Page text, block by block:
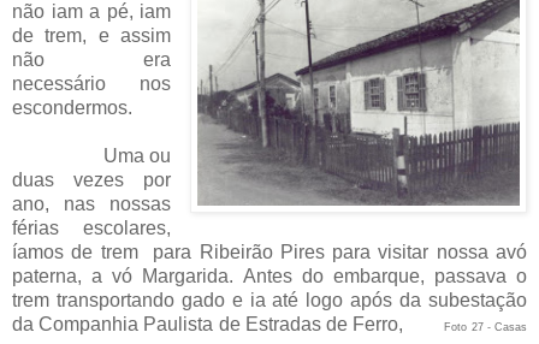
não iam a pé, iam
de trem, e assim
não era
necessário nos
escondermos.
Uma ou
duas vezes por
ano, nas nossas
férias escolares,
íamos de trem para Ribeirão Pires para visitar nossa avó
paterna, a vó Margarida. Antes do embarque, passava o
trem transportando gado e ia até logo após da subestação
da Companhia Paulista de Estradas de Ferro,Foto 27 - Casas